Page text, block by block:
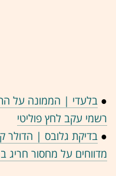
● בלעדי | הממונה על
רשמי עקב לחץ פוליטי
● בדיקת גלובס | הדולר
מדווחים על מחסור חריג